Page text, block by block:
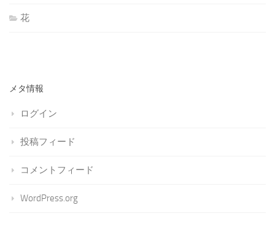
花
メタ情報
ログイン
投稿フィード
コメントフィード
WordPress.org